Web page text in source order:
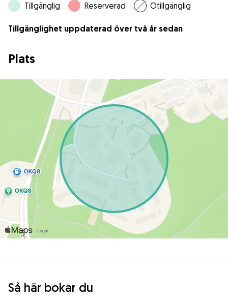
Tillgänglig Reserverad Otillgänglig
Tillgänglighet uppdaterad över två år sedan
Plats
Så här bokar du